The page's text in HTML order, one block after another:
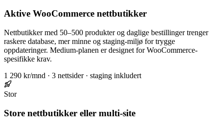
Aktive WooCommerce nettbutikker
Nettbutikker med 50–500 produkter og daglige bestillinger trenger
raskere database, mer minne og staging-miljø for trygge
oppdateringer. Medium-planen er designet for WooCommerce-
spesifikke krav.
1 290 kr/mnd · 3 nettsider · staging inkludert
Stor
Store nettbutikker eller multi-site